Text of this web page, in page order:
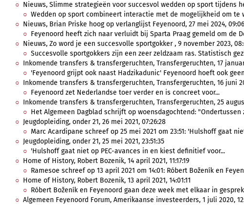
Nieuws, Slimme strategieën voor succesvol wedden op sport tijdens
Wedden op sport combineert interactie met de mogelijkheid om te
Nieuws, Brian Priske hoog op verlanglijst Feyenoord, 27 mei 2024,
Feyenoord heeft zich naar verluidt bij Sparta Praag gemeld om de
Nieuws, Zo word je een succesvolle sportgokker , 9 november 2023,
Succesvolle sportgokkers zijn een zeer zeldzaam ras. Statistisch
Inkomende transfers & transfergeruchten, Transfergeruchten, 17 januari
'Feyenoord grijpt ook naast Hadzikadunic' Feyenoord hoeft ook
Inkomende transfers & transfergeruchten, Transfergeruchten, 16 juni
Feyenoord zet Nederlandse toer verder en is concreet voor...
Inkomende transfers & transfergeruchten, Transfergeruchten, 25
Het Algemeen Dagblad schrijft op woensdagochtend: "Ondertussen
Jeugdopleiding, onder 21, 26 mei 2021, 07:26:28
Marc Acardipane schreef op 25 mei 2021 om 23:51: 'Hulshoff gaat
Jeugdopleiding, onder 21, 25 mei 2021, 23:51:35
'Hulshoff gaat niet op PEC-avances in en kiest definitief voor...
Home of History, Robert Bozenik, 14 april 2021, 11:17:19
Ramesoe schreef op 13 april 2021 om 14:01: Róbert Boženík en
Home of History, Robert Bozenik, 13 april 2021, 14:01:11
Róbert Boženík en Feyenoord gaan deze week met elkaar in
Algemeen Feyenoord Forum, Amerikaanse investeerders, 1 juli 2020,